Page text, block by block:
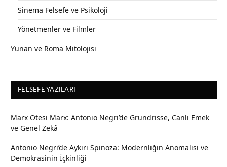
Sinema Felsefe ve Psikoloji
Yönetmenler ve Filmler
Yunan ve Roma Mitolojisi
FELSEFE YAZILARI
Marx Ötesi Marx: Antonio Negri’de Grundrisse, Canlı Emek
ve Genel Zekâ
Antonio Negri’de Aykırı Spinoza: Modernliğin Anomalisi ve
Demokrasinin İçkinliği